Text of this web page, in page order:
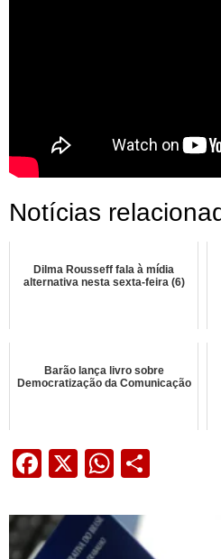
Notícias
Dilma Rousseff fala à mídia
alternativa nesta sexta-feira (6)
Barão lança livro sobre
Democratização da Comunicação
Facebook
X